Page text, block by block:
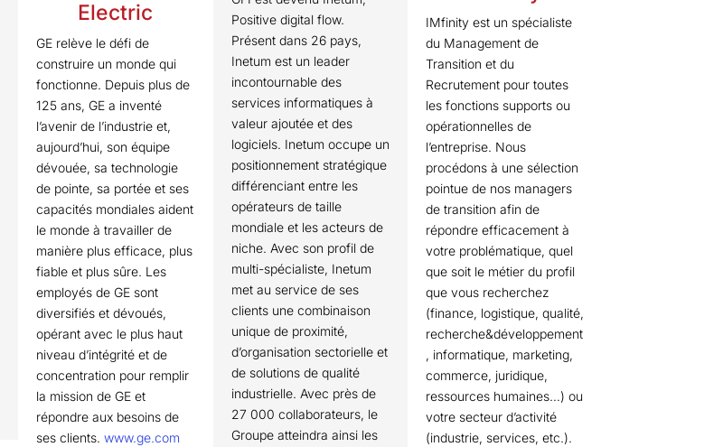
Electric
GE relève le défi de
construire un monde qui
fonctionne. Depuis plus de
125 ans, GE a inventé
l’avenir de l’industrie et,
aujourd’hui, son équipe
dévouée, sa technologie
de pointe, sa portée et ses
capacités mondiales aident
le monde à travailler de
manière plus efficace, plus
fiable et plus sûre. Les
employés de GE sont
diversifiés et dévoués,
opérant avec le plus haut
niveau d’intégrité et de
concentration pour remplir
la mission de GE et
répondre aux besoins de
ses clients.www.ge.com
Positive digital flow.
Présent dans 26 pays,
Inetum est un leader
incontournable des
services informatiques à
valeur ajoutée et des
logiciels. Inetum occupe un
positionnement stratégique
différenciant entre les
opérateurs de taille
mondiale et les acteurs de
niche. Avec son profil de
multi-spécialiste, Inetum
met au service de ses
clients une combinaison
unique de proximité,
d’organisation sectorielle et
de solutions de qualité
industrielle. Avec près de
27 000 collaborateurs, le
Groupe atteindra ainsi les
IMfinity est un spécialiste
du Management de
Transition et du
Recrutement pour toutes
les fonctions supports ou
opérationnelles de
l’entreprise. Nous
procédons à une sélection
pointue de nos managers
de transition afin de
répondre efficacement à
votre problématique, quel
que soit le métier du profil
que vous recherchez
(finance, logistique, qualité,
recherche&développement
, informatique, marketing,
commerce, juridique,
ressources humaines…) ou
votre secteur d’activité
(industrie, services, etc.).